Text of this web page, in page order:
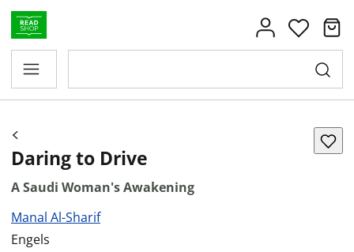
Daring to Drive
A Saudi Woman's Awakening
Manal Al-Sharif
Engels